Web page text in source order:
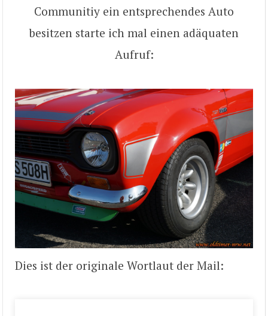
Communitiy ein entsprechendes Auto
besitzen starte ich mal einen adäquaten
Aufruf:
Dies ist der originale Wortlaut der Mail: